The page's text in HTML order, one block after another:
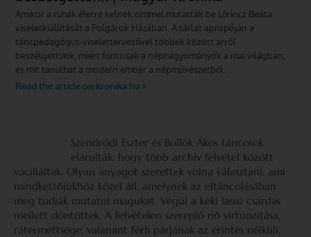
Szendrődi Eszter és Bollók Ákos táncosok
elárulták, hogy több archív felvétel között
vacilláltak. Olyan anyagot szerettek volna választani, ami
mindkettőjükhöz közel áll, amelynek az eltáncolásában
meg tudják mutatni magukat. Végül a kéki lassú csárdás
mellett döntöttek. A felvételen szereplő nő virtuozitása,
rátermettsége, valamint férfi párjának az érintés nélküli,